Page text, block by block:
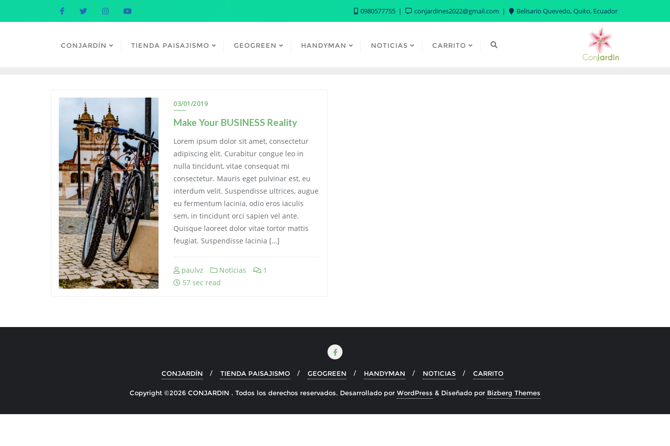
0980577755 conjardines2022@gmail.com Belisario Quevedo, Quito, Ecuador
CONJARDÍN TIENDA PAISAJISMO GEOGREEN HANDYMAN NOTICIAS CARRITO
03/01/2019
Make Your BUSINESS Reality
Lorem ipsum dolor sit amet, consectetur
adipiscing elit. Curabitur congue leo in
nulla tincidunt, vitae consequat mi
consectetur. Mauris eget pulvinar est, eu
interdum velit. Suspendisse ultrices, augue
eu fermentum lacinia, odio eros iaculis
sem, in tincidunt orci sapien vel ante.
Quisque laoreet dolor vitae tortor mattis
feugiat. Suspendisse lacinia […]
paulvz Noticias
1
57 sec read
CONJARDÍN TIENDA PAISAJISMO GEOGREEN HANDYMAN NOTICIAS CARRITO
Copyright ©2026 CONJARDIN . Todos los derechos reservados. Desarrollado por WordPress & Diseñado por Bizberg Themes